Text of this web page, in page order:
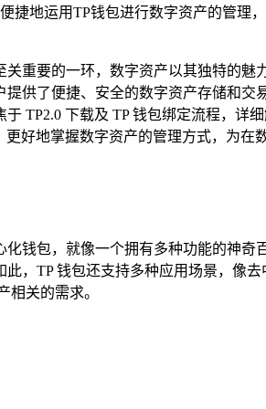
捷地运用TP钱包进行数字资产的管
重要的一环，数字资产以其独特的
供了便捷、安全的数字资产存储和
TP2.0 下载及 TP 钱包绑定流程，详
好地掌握数字资产的管理方式，为
钱包，就像一个拥有多种功能的神
，TP 钱包还支持多种应用场景，像
相关的需求。